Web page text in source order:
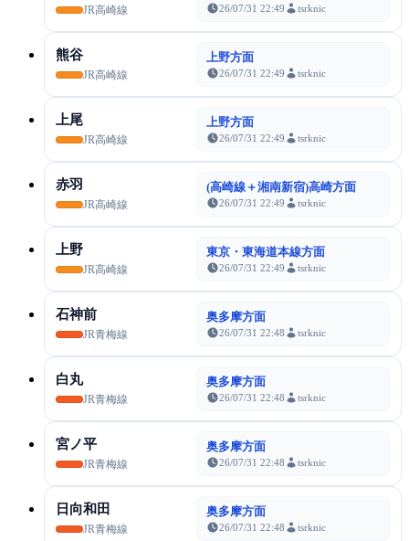
JR高崎線 26/07/31 22:49 tsrknic
熊谷
JR高崎線
上野方面
26/07/31 22:49 tsrknic
上尾
JR高崎線
上野方面
26/07/31 22:49 tsrknic
赤羽
JR高崎線
(高崎線＋湘南新宿)高崎方面
26/07/31 22:49 tsrknic
上野
JR高崎線
東京・東海道本線方面
26/07/31 22:49 tsrknic
石神前
JR青梅線
奥多摩方面
26/07/31 22:48 tsrknic
白丸
JR青梅線
奥多摩方面
26/07/31 22:48 tsrknic
宮ノ平
JR青梅線
奥多摩方面
26/07/31 22:48 tsrknic
日向和田
JR青梅線
奥多摩方面
26/07/31 22:48 tsrknic